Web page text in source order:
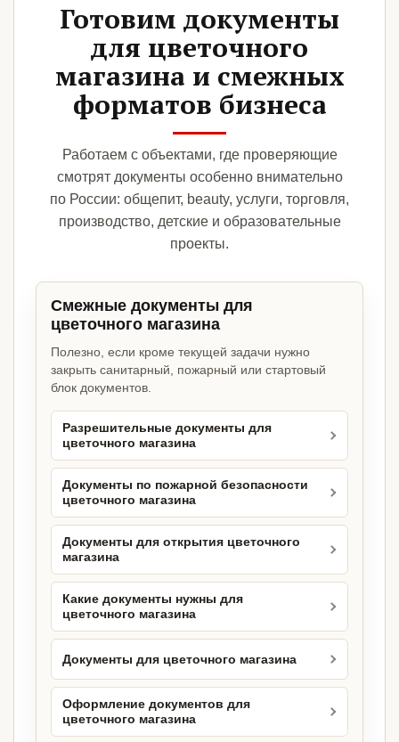
Готовим документы
для цветочного
магазина и смежных
форматов бизнеса
Работаем с объектами, где проверяющие
смотрят документы особенно внимательно
по России: общепит, beauty, услуги, торговля,
производство, детские и образовательные
проекты.
Смежные документы для
цветочного магазина
Полезно, если кроме текущей задачи нужно
закрыть санитарный, пожарный или стартовый
блок документов.
Разрешительные документы для
цветочного магазина
Документы по пожарной безопасности
цветочного магазина
Документы для открытия цветочного
магазина
Какие документы нужны для
цветочного магазина
Документы для цветочного магазина
Оформление документов для
цветочного магазина